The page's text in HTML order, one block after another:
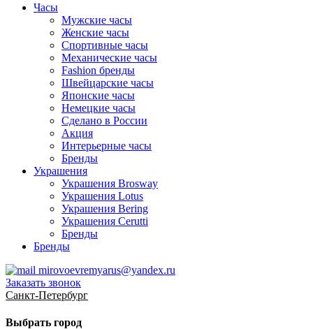
Часы
Мужские часы
Женские часы
Спортивные часы
Механические часы
Fashion бренды
Швейцарские часы
Японские часы
Немецкие часы
Сделано в России
Акция
Интерьерные часы
Бренды
Украшения
Украшения Brosway
Украшения Lotus
Украшения Bering
Украшения Cerutti
Бренды
Бренды
mirovoevremyarus@yandex.ru
Заказать звонок
Санкт-Петербург
Выбрать город